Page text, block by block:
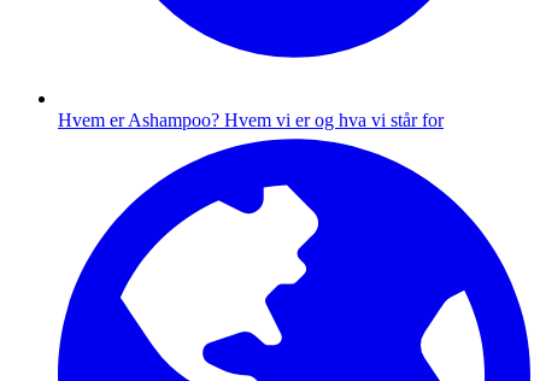
Hvem er Ashampoo? Hvem vi er og hva vi står for